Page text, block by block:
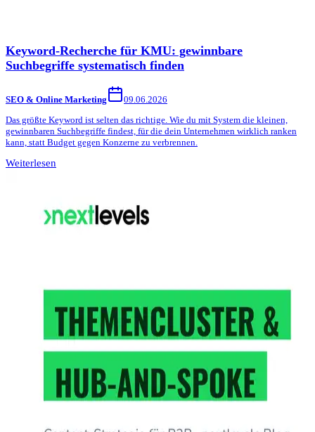
Keyword-Recherche für KMU: gewinnbare
Suchbegriffe systematisch finden
SEO & Online Marketing
09.06.2026
Das größte Keyword ist selten das richtige. Wie du mit System die kleinen,
gewinnbaren Suchbegriffe findest, für die dein Unternehmen wirklich ranken
kann, statt Budget gegen Konzerne zu verbrennen.
Weiterlesen